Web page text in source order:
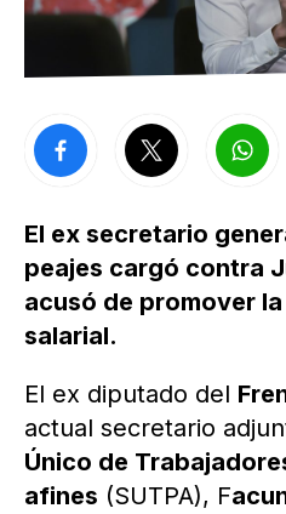
El ex secretario
peajes cargó contra
acusó de promover
salarial.
El ex diputado del
actual secretario
Único de
afines (SUTPA), F